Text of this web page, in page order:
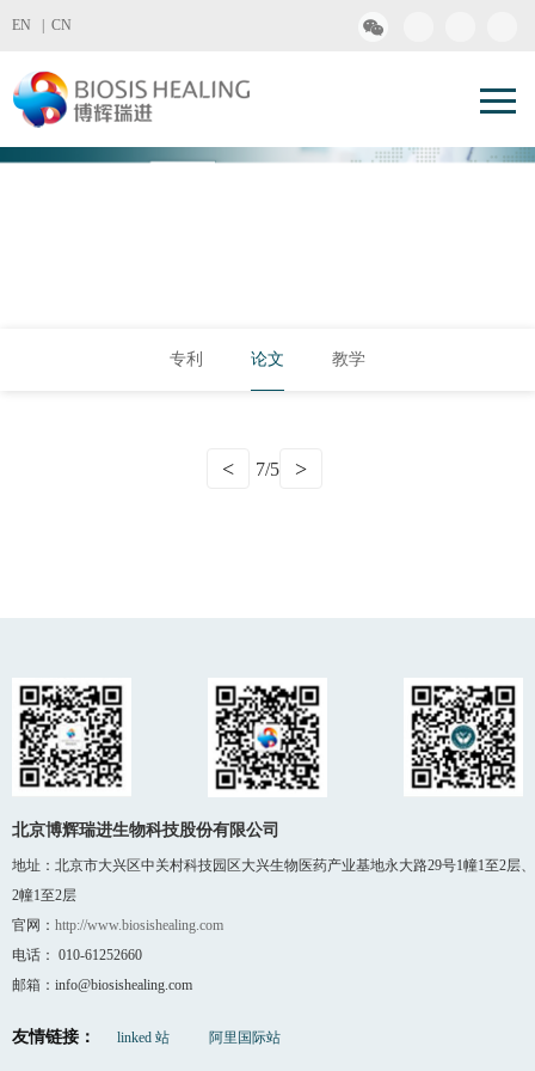
CN
EN |
专利 论文 教学
< 7/5 >
北京博辉瑞进生物科技股份有限公司
地址：北京市大兴区中关村科技园区大兴生物医药产业基地永大路29号1幢1至2层、
2幢1至2层
官网： http://www.biosishealing.com
电话： 010-61252660
邮箱：info@biosishealing.com
友情链接： linked 站 阿里国际站